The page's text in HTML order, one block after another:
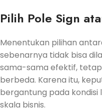
Pilih Pole Sign
Menentukan pilihan
sebenarnya tidak bisa
sama-sama efektif,
berbeda. Karena itu,
bergantung pada kondisi
skala bisnis.